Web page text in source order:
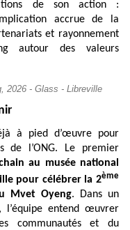
de son action :
accrue de la
et rayonnement
autour des valeurs
2026 - Glass - Libreville
à pied d’œuvre pour
de l’ONG. Le premier
au musée national
pour célébrer la 2ème
Mvet Oyeng. Dans un
l’équipe entend œuvrer
communautés et du